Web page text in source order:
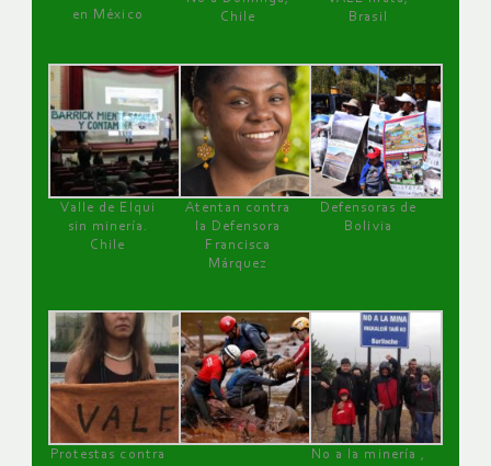
en México
Chile
Brasil
Valle de Elqui
sin minería.
Chile
Atentan contra
la Defensora
Francisca
Márquez
Defensoras de
Bolivia
Protestas contra
No a la minería ,